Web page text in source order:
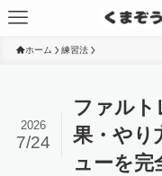
ホーム 練習法
ファルト
果・やり
ューを完
2026
7/24